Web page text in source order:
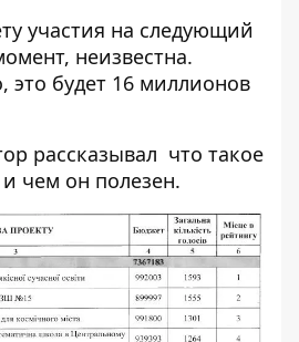
участия на следующий
неизвестна.
это будет 16 миллионов
рассказывал что такое
чем он полезен.